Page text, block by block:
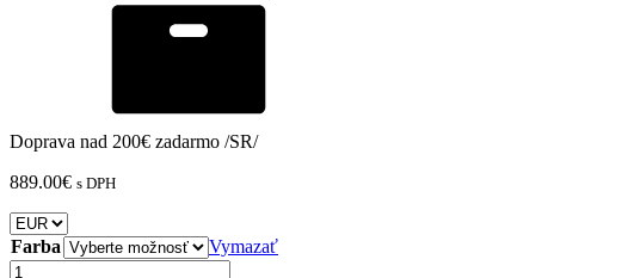
Doprava nad 200€ zadarmo /SR/
889.00€ s DPH
Farba
Vymazať
množstvo